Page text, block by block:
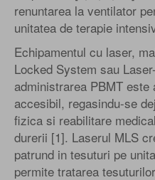
renuntarea la ventilator
unitatea de terapie
Echipamentul cu laser,
Locked System sau
administrarea PBMT este
accesibil, regasindu-se
fizica si reabilitare
durerii [1]. Laserul MLS
patrund in tesuturi pe
permite tratarea